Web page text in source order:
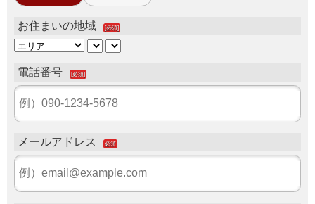
お住まいの地域 [必須]
電話番号 [必須]
メールアドレス 必須